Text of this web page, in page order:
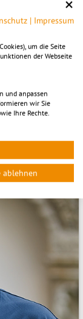
© Jens Dauterstedt
| Impressum
um die Seite
der Webseite
und anpassen
wir Sie
Ihre Rechte.
ablehnen